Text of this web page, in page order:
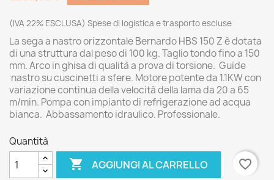
(IVA 22% ESCLUSA) Spese di logistica e trasporto escluse
La sega a nastro orizzontale Bernardo HBS 150 Z è dotata
di una struttura dal peso di 100 kg. Taglio tondo fino a 150
mm. Arco in ghisa di qualità a prova di torsione. Guide
nastro su cuscinetti a sfere. Motore potente da 1.1KW con
variazione continua della velocità della lama da 20 a 65
m/min. Pompa con impianto di refrigerazione ad acqua
bianca. Abbassamento idraulico. Professionale.
Quantità
 AGGIUNGI AL CARRELLO favorite_border